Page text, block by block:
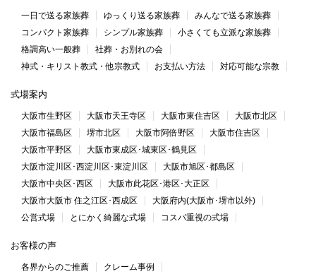
一日で送る家族葬 ゆっくり送る家族葬
みんなで送る家族葬
コンパクト家族葬
シンプル家族葬
小さくても立派な家族葬
格調高い一般葬
社葬・お別れの会
神式・キリスト教式・他宗教式
お支払い方法 対応可能な宗教
式場案内
大阪市生野区 大阪市天王寺区 大阪市東住吉区
大阪市北区
大阪市福島区
堺市北区 大阪市阿倍野区
大阪市住吉区
大阪市平野区
大阪市東成区･城東区･鶴見区
大阪市淀川区･西淀川区･東淀川区
大阪市旭区･都島区
大阪市中央区･西区
大阪市此花区･港区･大正区
大阪市大阪市 住之江区･西成区
大阪府内(大阪市･堺市以外)
公営式場
とにかく綺麗な式場 コスパ重視の式場
お客様の声
各界からのご推薦 クレーム事例